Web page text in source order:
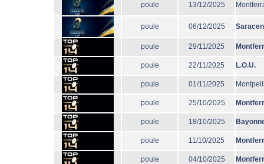
poule 13/12/2025
poule 06/12/2025
poule 29/11/2025
poule 22/11/2025 L.O.U.
poule 01/11/2025
poule 25/10/2025
poule 18/10/2025
poule 11/10/2025
poule 04/10/2025